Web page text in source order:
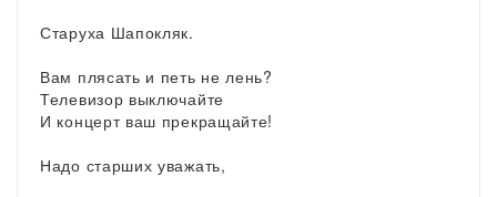
Старуха Шапокляк.
Вам плясать и петь не лень?
Телевизор выключайте
И концерт ваш прекращайте!
Надо старших уважать,